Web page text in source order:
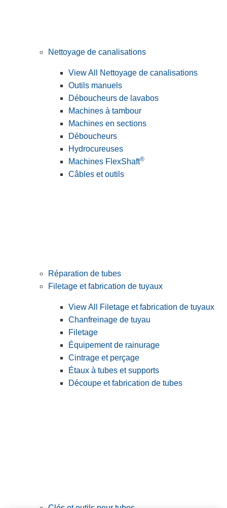
Nettoyage de canalisations
View All Nettoyage de canalisations
Outils manuels
Déboucheurs de lavabos
Machines à tambour
Machines en sections
Déboucheurs
Hydrocureuses
Machines FlexShaft®
Câbles et outils
Réparation de tubes
Filetage et fabrication de tuyaux
View All Filetage et fabrication de tuyaux
Chanfreinage de tuyau
Filetage
Équipement de rainurage
Cintrage et perçage
Étaux à tubes et supports
Découpe et fabrication de tubes